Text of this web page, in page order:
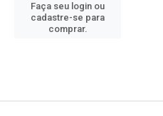
Faça seu login ou
cadastre-se para
comprar.